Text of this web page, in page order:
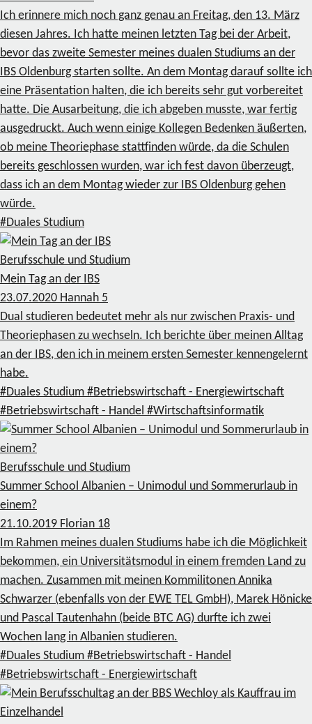
Ich erinnere mich noch ganz genau an Freitag, den 13. März
diesen Jahres. Ich hatte meinen letzten Tag bei der Arbeit,
bevor das zweite Semester meines dualen Studiums an der
IBS Oldenburg starten sollte. An dem Montag darauf sollte ich
eine Präsentation halten, die ich bereits sehr gut vorbereitet
hatte. Die Ausarbeitung, die ich abgeben musste, war fertig
ausgedruckt. Auch wenn einige Kollegen Bedenken äußerten,
ob meine Theoriephase stattfinden würde, da die Schulen
bereits geschlossen wurden, war ich fest davon überzeugt,
dass ich an dem Montag wieder zur IBS Oldenburg gehen
würde.
#Duales Studium
Berufsschule und Studium
Mein Tag an der IBS
23.07.2020 Hannah 5
Dual studieren bedeutet mehr als nur zwischen Praxis- und
Theoriephasen zu wechseln. Ich berichte über meinen Alltag
an der IBS, den ich in meinem ersten Semester kennengelernt
habe.
#Duales Studium #Betriebswirtschaft - Energiewirtschaft
#Betriebswirtschaft - Handel #Wirtschaftsinformatik
Berufsschule und Studium
Summer School Albanien – Unimodul und Sommerurlaub in
einem?
21.10.2019 Florian 18
Im Rahmen meines dualen Studiums habe ich die Möglichkeit
bekommen, ein Universitätsmodul in einem fremden Land zu
machen. Zusammen mit meinen Kommilitonen Annika
Schwarzer (ebenfalls von der EWE TEL GmbH), Marek Hönicke
und Pascal Tautenhahn (beide BTC AG) durfte ich zwei
Wochen lang in Albanien studieren.
#Duales Studium #Betriebswirtschaft - Handel
#Betriebswirtschaft - Energiewirtschaft